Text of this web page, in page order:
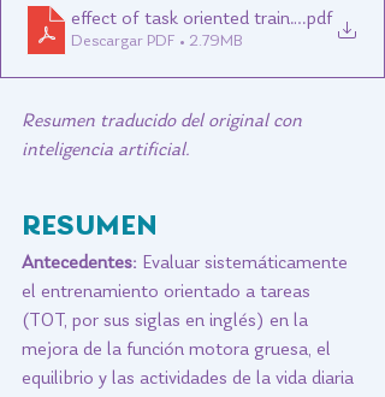
effect of task oriented training on
.pdf
Descargar PDF • 2.79MB
Resumen traducido del original con
inteligencia artificial.
RESUMEN
Antecedentes: Evaluar sistemáticamente
el entrenamiento orientado a tareas
(TOT, por sus siglas en inglés) en la
mejora de la función motora gruesa, el
equilibrio y las actividades de la vida diaria